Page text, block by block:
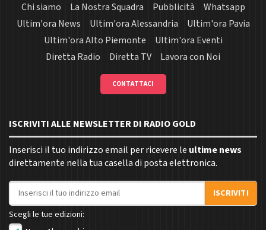
Chi siamo La Nostra Squadra Pubblicità
Whatsapp
Ultim'ora News
Ultim'ora Alessandria
Ultim'ora Pavia
Ultim'ora Alto Piemonte
Ultim'ora Eventi
Diretta Radio
Diretta TV Lavora con Noi
CONTATTACI
ISCRIVITI ALLE NEWSLETTER DI RADIO GOLD
Inserisci il tuo indirizzo email per ricevere le ultime news
direttamente nella tua casella di posta elettronica.
Indirizzo email
ISCRIVITI
Scegli le tue edizioni: